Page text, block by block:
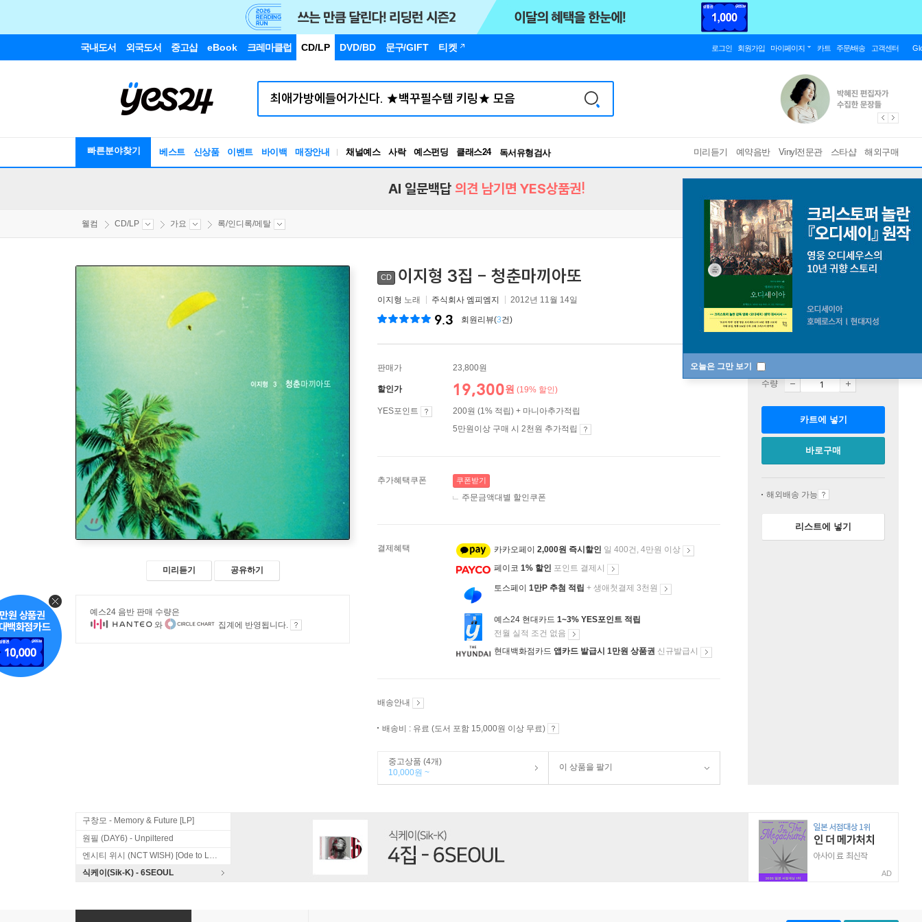
국내도서 외국도서 중고샵 eBook 크레마클럽 CD/LP DVD/BD 문구/GIFT 티켓 로그인 회원가입 마이페이지 카트 주문/배송 고객센터
빠른분야찾기 베스트 신상품 이벤트 바이백 매장안내 채널예스 사락 예스펀딩 클래스24
독서유형검사
RBTI Lab
미리듣기 예약음반 Vinyl전문관 스타샵 해외구매
오늘은 그만 보기
AI 일문백답 의견 남기면 YES상품권!
웰컴 CD/LP 가요 록/인디록/메탈
미리듣기 공유하기
예스24 음반 판매 수량은
와
집계에 반영됩니다.
CD 이지형 3집 - 청춘마끼아또
이지형 노래 주식회사 엠피엠지 2012년 11월 14일
9.3 회원리뷰(3건)
판매가 23,800원
할인가 19,300원 (19% 할인)
YES포인트
200원 (1% 적립) + 마니아추가적립
5만원이상 구매 시 2천원 추가적립
추가혜택쿠폰 쿠폰받기
주문금액대별 할인쿠폰
결제혜택 카카오페이 2,000원 즉시할인 일 400건, 4만원 이상
페이코 1% 할인 포인트 결제시
토스페이 1만P 추첨 적립 + 생애첫결제 3천원
예스24 현대카드 1~3% YES포인트 적립
전월 실적 조건 없음
현대백화점카드 앱카드 발급시 1만원 상품권 신규발급시
배송안내
배송비 : 유료 (도서 포함 15,000원 이상 무료)
중고상품 (4개)
10,000원 ~
이 상품을 팔기
판매중
수량
카트에 넣기
바로구매
해외배송 가능
리스트에 넣기
구창모 - Memory & Future [LP]
원필 (DAY6) - Unpiltered
엔시티 위시 (NCT WISH) [Ode to Love]
식케이(Sik-K) - 6SEOUL
AD